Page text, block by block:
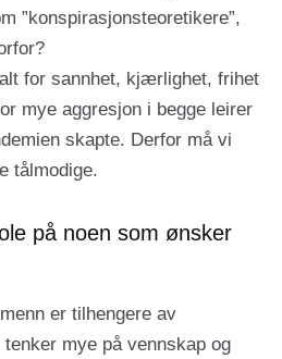
”konspirasjonsteoretikere”,
for sannhet, kjærlighet, frihet
mye aggresjon i begge leirer
skapte. Derfor må vi
tålmodige.
på noen som ønsker
er tilhengere av
tenker mye på vennskap og